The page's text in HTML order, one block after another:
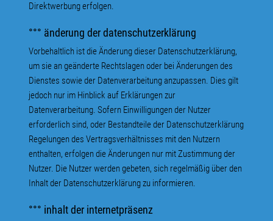
Direktwerbung erfolgen.
°°° änderung der datenschutzerklärung
Vorbehaltlich ist die Änderung dieser Datenschutzerklärung,
um sie an geänderte Rechtslagen oder bei Änderungen des
Dienstes sowie der Datenverarbeitung anzupassen. Dies gilt
jedoch nur im Hinblick auf Erklärungen zur
Datenverarbeitung. Sofern Einwilligungen der Nutzer
erforderlich sind, oder Bestandteile der Datenschutzerklärung
Regelungen des Vertragsverhältnisses mit den Nutzern
enthalten, erfolgen die Änderungen nur mit Zustimmung der
Nutzer. Die Nutzer werden gebeten, sich regelmäßig über den
Inhalt der Datenschutzerklärung zu informieren.
°°° inhalt der internetpräsenz